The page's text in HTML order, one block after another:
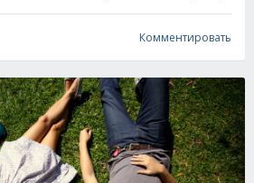
Комментировать